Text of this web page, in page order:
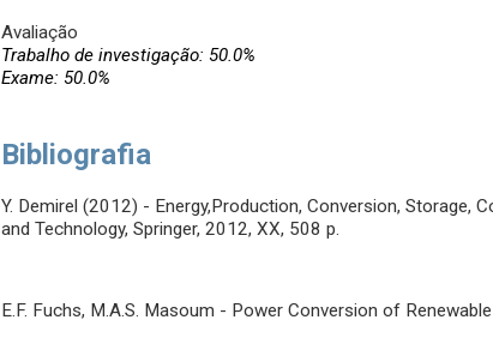
Avaliação
Trabalho de investigação: 50.0%
Exame: 50.0%
Bibliografia
Y. Demirel (2012) - Energy,Production, Conversion, Storage,
and Technology, Springer, 2012, XX, 508 p.
E.F. Fuchs, M.A.S. Masoum - Power Conversion of